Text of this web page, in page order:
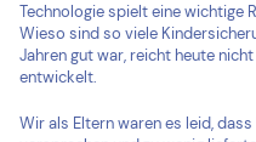
Technologie spielt eine wichtige
Wieso sind so viele
Jahren gut war, reicht heute
entwickelt.
Wir als Eltern waren es leid,